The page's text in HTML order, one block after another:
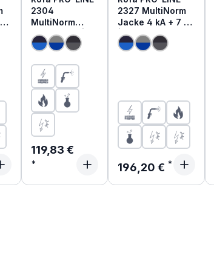
2304
MultiNorm
Jacke 4 kA |
APC1
Regulärer Preis:
119,83 €
2327 MultiNorm
Jacke 4 kA + 7 kA
| APC2
Regulärer Preis:
196,20 €